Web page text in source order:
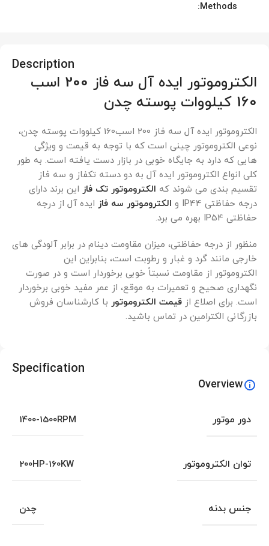
Methods:
Description
الکتروموتور ایده آل سه فاز 200 اسب
160 کیلووات پوسته چدن
الکتروموتور ایده آل سه فاز 200 اسب160 کیلووات پوسته چدن،
نوعی الکتروموتور چینی است که با توجه به قیمت و ویژگی
هایی که دارد به جایگاه خوبی در بازار دست یافته است. به طور
کلی انواع الکتروموتور ایده آل به دو دسته تکفاز و سه فاز
تقسیم بندی می شوند که الکتروموتور تک فاز این برند دارای
درجه حفاظتی IP44 و
الکتروموتور سه فاز ایده آل از درجه
حفاظتی IP54 بهره می برد.
منظور از درجه حفاظتی، میزان مقاومت دینام در برابر آلودگی های
خارجی مانند گرد و غبار و رطوبت است، بنابراین این
الکتروموتور از مقاومت نسبتاً خوبی برخوردار است و در صورت
نگهداری صحیح و تعمیرات به موقع، از عمر مفید خوبی برخوردار
است. برای اصلاع از قیمت الکتروموتور با کارشناسان فروش
بازرگانی الکترامین در تماس باشید.
Specification
Overview
دور موتور 1400-1500RPM
توان الکتروموتور 200HP-160KW
جنس بدنه چدن